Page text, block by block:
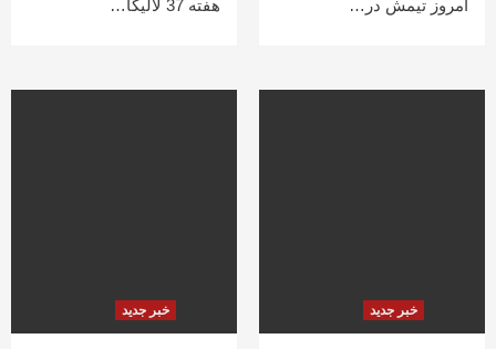
هفته 37 لالیگا…
امروز تیمش در…
خبر جدید خبر جدید